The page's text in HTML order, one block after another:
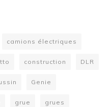
camions électriques
construction DLR
Genie
grue grues